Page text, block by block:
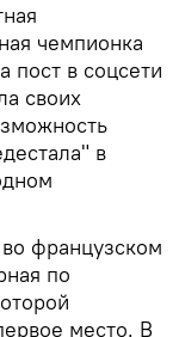
чемпионка
пост в соцсети
своих
в
французском
по
место. В